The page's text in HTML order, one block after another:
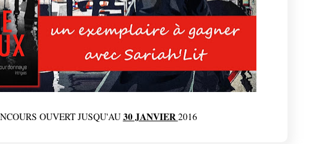
OUVERT JUSQU'AU30 JANVIER 2016